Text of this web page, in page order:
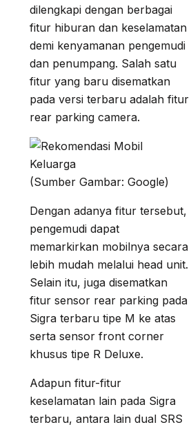
dilengkapi dengan berbagai
fitur hiburan dan keselamatan
demi kenyamanan pengemudi
dan penumpang. Salah satu
fitur yang baru disematkan
pada versi terbaru adalah fitur
rear parking camera.
(Sumber Gambar: Google)
Dengan adanya fitur tersebut,
pengemudi dapat
memarkirkan mobilnya secara
lebih mudah melalui head unit.
Selain itu, juga disematkan
fitur sensor rear parking pada
Sigra terbaru tipe M ke atas
serta sensor front corner
khusus tipe R Deluxe.
Adapun fitur-fitur
keselamatan lain pada Sigra
terbaru, antara lain dual SRS